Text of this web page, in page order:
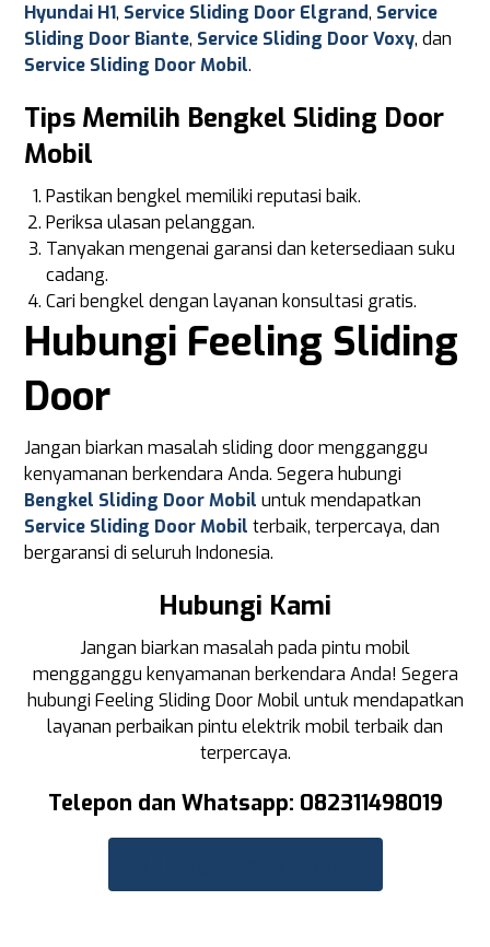
Hyundai H1, Service Sliding Door Elgrand, Service
Sliding Door Biante, Service Sliding Door Voxy, dan
Service Sliding Door Mobil.
Tips Memilih Bengkel Sliding Door
Mobil
Pastikan bengkel memiliki reputasi baik.
Periksa ulasan pelanggan.
Tanyakan mengenai garansi dan ketersediaan suku
cadang.
Cari bengkel dengan layanan konsultasi gratis.
Hubungi Feeling Sliding
Door
Jangan biarkan masalah sliding door mengganggu
kenyamanan berkendara Anda. Segera hubungi
Bengkel Sliding Door Mobil untuk mendapatkan
Service Sliding Door Mobil terbaik, terpercaya, dan
bergaransi di seluruh Indonesia.
Hubungi Kami
Jangan biarkan masalah pada pintu mobil
mengganggu kenyamanan berkendara Anda! Segera
hubungi Feeling Sliding Door Mobil untuk mendapatkan
layanan perbaikan pintu elektrik mobil terbaik dan
terpercaya.
Telepon dan Whatsapp: 082311498019